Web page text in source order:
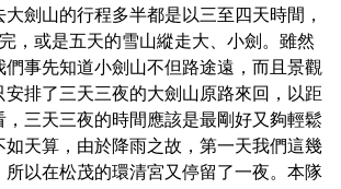
劍山的行程多半都是以三至四天時間，
，或是五天的雪山縱走大、小劍。雖然
事先知道小劍山不但路途遠，而且景觀
排了三天三夜的大劍山原路來回，以距
三天三夜的時間應該是最剛好又夠輕鬆
天算，由於降雨之故，第一天我們這幾
以在松茂的環清宮又停留了一夜。本隊